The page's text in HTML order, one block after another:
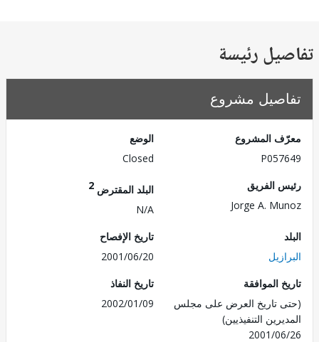
رئيسة
مشروع
المشروع
الفريق
Jorge A.
البلد المقترض
تاريخ الإفصاح
2001/06/20
الموافقة
تاريخ العرض على مجلس
التنفيذيين)
2001/
تاريخ النفاذ
2002/01/09